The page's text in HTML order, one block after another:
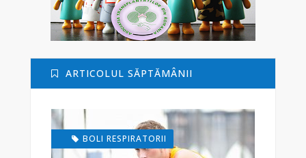
ARTICOLUL SĂPTĂMÂNII
BOLI RESPIRATORII